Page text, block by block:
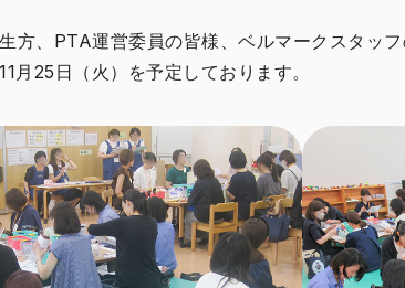
方、PTA運営委員の皆様、ベルマークスタッフ
月25日（火）を予定しております。